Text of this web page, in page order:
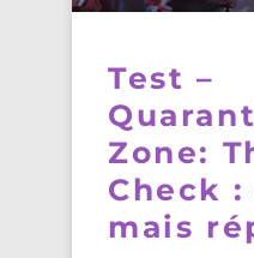
Test –
Zone:
Check
mais